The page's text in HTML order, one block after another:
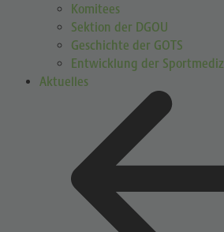
Komitees
Sektion der DGOU
Geschichte der GOTS
Entwicklung der
Aktuelles